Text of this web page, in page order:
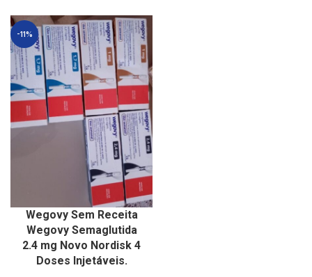
-11%
Wegovy Sem Receita
Wegovy Semaglutida
2.4 mg Novo Nordisk 4
Doses Injetáveis.